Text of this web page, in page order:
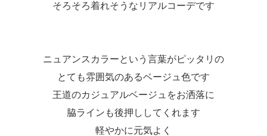
そろそろ着れそうなリアルコーデです
ニュアンスカラーという言葉がピッタリの
とても雰囲気のあるベージュ色です
王道のカジュアルベージュをお洒落に
脇ラインも後押ししてくれます
軽やかに元気よく